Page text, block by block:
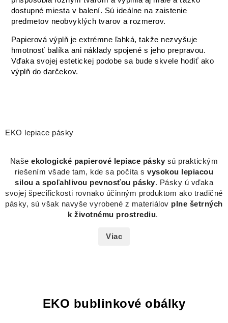
dostupné miesta v balení. Sú ideálne na zaistenie
predmetov neobvyklých tvarov a rozmerov.
Papierová výplň je extrémne ľahká, takže nezvyšuje
hmotnosť balíka ani náklady spojené s jeho prepravou.
Vďaka svojej estetickej podobe sa bude skvele hodiť ako
výplň do darčekov.
EKO lepiace pásky
Našeekologické papierové lepiace pásky sú praktickým
riešením všade tam, kde sa počíta s vysokou lepiacou
silou a spoľahlivou pevnosťou pásky. Pásky ú vďaka
svojej špecifickosti rovnako účinným produktom ako tradičné
pásky, sú však navyše vyrobené z materiálov plne šetrných
k životnému prostrediu.
Viac
EKO bublinkové obálky